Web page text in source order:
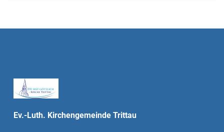
Ev.-Luth. Kirchengemeinde Trittau